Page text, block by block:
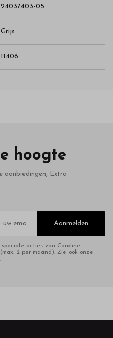
24037403-05
Grijs
11406
hoogte
aanbiedingen, Extra
Aanmelden
acties van Caroline
2 per maand). Zie ook onze